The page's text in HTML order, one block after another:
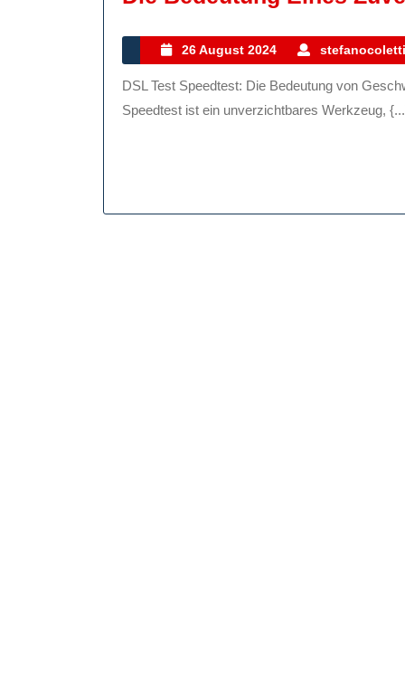
26 August 2024
26
August
2024
stefanocoletti
DSL Test Speedtest: Die Bedeutung von Geschwindigkeit und Stabilität für Ihr Internet Ein DSL Test
Speedtest ist ein unverzichtbares Werkzeug,